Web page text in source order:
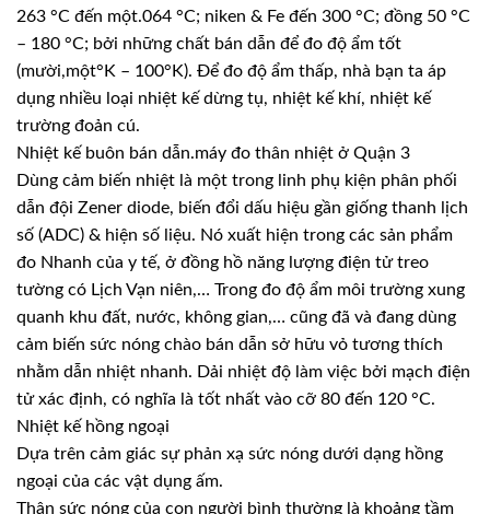
263 °C đến một.064 °C; niken & Fe đến 300 °C; đồng 50 °C
– 180 °C; bởi những chất bán dẫn để đo độ ẩm tốt
(mười,một°K – 100°K). Để đo độ ẩm thấp, nhà bạn ta áp
dụng nhiều loại nhiệt kế dừng tụ, nhiệt kế khí, nhiệt kế
trường đoản cú.
Nhiệt kế buôn bán dẫn.máy đo thân nhiệt ở Quận 3
Dùng cảm biến nhiệt là một trong linh phụ kiện phân phối
dẫn đội Zener diode, biến đổi dấu hiệu gần giống thanh lịch
số (ADC) & hiện số liệu. Nó xuất hiện trong các sản phẩm
đo Nhanh của y tế, ở đồng hồ năng lượng điện tử treo
tường có Lịch Vạn niên,… Trong đo độ ẩm môi trường xung
quanh khu đất, nước, không gian,… cũng đã và đang dùng
cảm biến sức nóng chào bán dẫn sở hữu vỏ tương thích
nhằm dẫn nhiệt nhanh. Dải nhiệt độ làm việc bởi mạch điện
tử xác định, có nghĩa là tốt nhất vào cỡ 80 đến 120 °C.
Nhiệt kế hồng ngoại
Dựa trên cảm giác sự phản xạ sức nóng dưới dạng hồng
ngoại của các vật dụng ấm.
Thân sức nóng của con người bình thường là khoảng tầm